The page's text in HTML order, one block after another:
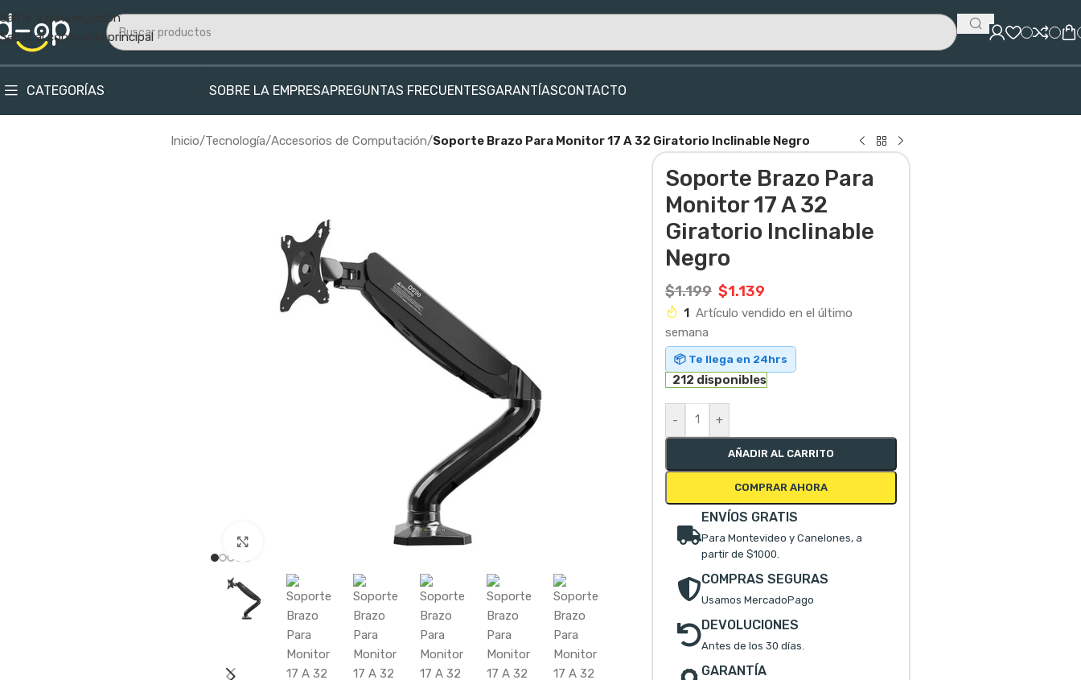
Saltar a la navegación
Saltar al contenido principal
CATEGORÍAS SOBRE LA EMPRESAPREGUNTAS FRECUENTESGARANTÍASCONTACTO
Inicio/Tecnología/Accesorios de Computación/Soporte Brazo Para Monitor 17 A 32 Giratorio Inclinable Negro
Soporte Brazo Para
Monitor 17 A 32
Giratorio Inclinable
Negro
$1.199 $1.139
1 Artículo vendido en el último
semana
📦 Te llega en 24hrs
212 disponibles
- +
AÑADIR AL CARRITO
COMPRAR AHORA
ENVÍOS GRATIS
Para Montevideo y Canelones, a
partir de $1000.
COMPRAS SEGURAS
Usamos MercadoPago
DEVOLUCIONES
Antes de los 30 días.
GARANTÍA